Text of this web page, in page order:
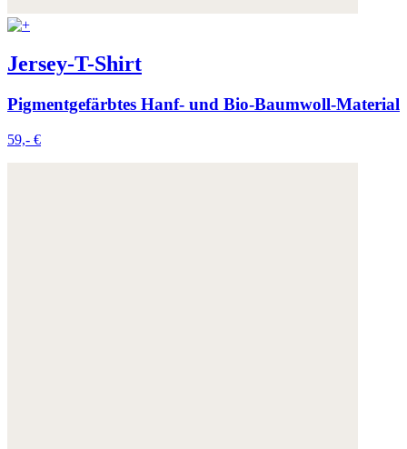
Jersey-T-Shirt
Pigmentgefärbtes Hanf- und Bio-Baumwoll-Material
59,- €